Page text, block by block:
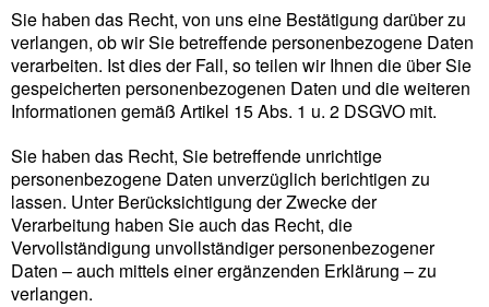
Sie haben das Recht, von uns eine Bestätigung darüber zu
verlangen, ob wir Sie betreffende personenbezogene Daten
verarbeiten. Ist dies der Fall, so teilen wir Ihnen die über Sie
gespeicherten personenbezogenen Daten und die weiteren
Informationen gemäß Artikel 15 Abs. 1 u. 2 DSGVO mit.
Sie haben das Recht, Sie betreffende unrichtige
personenbezogene Daten unverzüglich berichtigen zu
lassen. Unter Berücksichtigung der Zwecke der
Verarbeitung haben Sie auch das Recht, die
Vervollständigung unvollständiger personenbezogener
Daten – auch mittels einer ergänzenden Erklärung – zu
verlangen.